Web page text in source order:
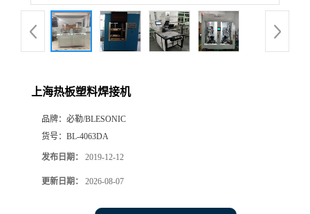
上海热板塑料焊接机
品牌： 必勒/BLESONIC
货号： BL-4063DA
发布日期： 2019-12-12
更新日期： 2026-08-07